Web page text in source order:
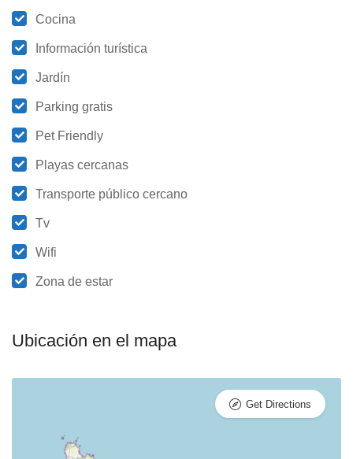
Cocina
Información turística
Jardín
Parking gratis
Pet Friendly
Playas cercanas
Transporte público cercano
Tv
Wifi
Zona de estar
Ubicación en el mapa
Get Directions